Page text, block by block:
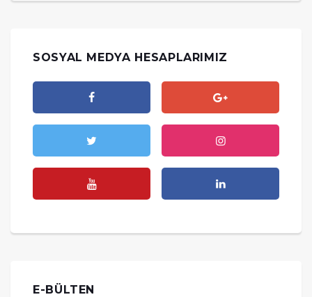
SOSYAL MEDYA HESAPLARIMIZ
E-BÜLTEN